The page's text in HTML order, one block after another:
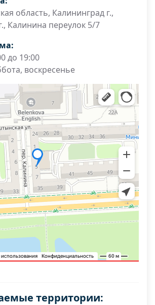
область, Калининград г.,
Калинина переулок 5/7
до 19:00
воскресенье
территории: